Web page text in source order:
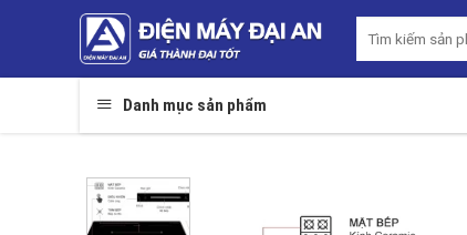
kiếm:
Danh mục sản phẩm